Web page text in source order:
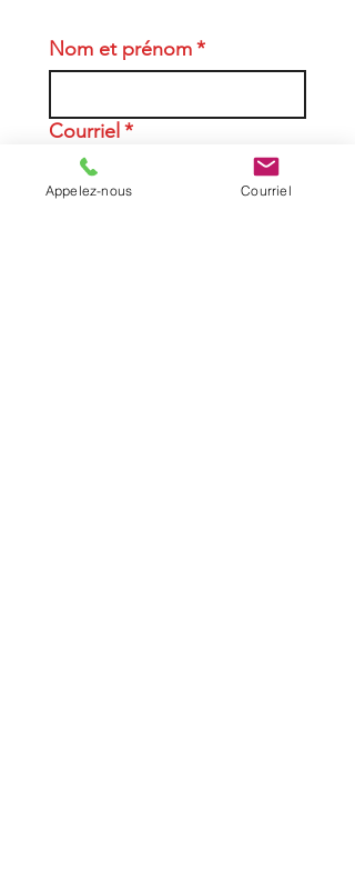
Nom et prénom*
Courriel *
Appelez-nous Courriel